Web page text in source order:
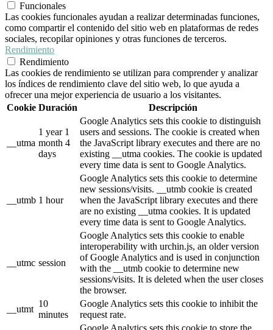
Funcionales
Las cookies funcionales ayudan a realizar determinadas funciones,
como compartir el contenido del sitio web en plataformas de redes
sociales, recopilar opiniones y otras funciones de terceros.
Rendimiento
Rendimiento
Las cookies de rendimiento se utilizan para comprender y analizar
los índices de rendimiento clave del sitio web, lo que ayuda a
ofrecer una mejor experiencia de usuario a los visitantes.
Cookie Duración Descripción
__utma
1 year 1
month 4
days
Google Analytics sets this cookie to distinguish
users and sessions. The cookie is created when
the JavaScript library executes and there are no
existing __utma cookies. The cookie is updated
every time data is sent to Google Analytics.
__utmb 1 hour
Google Analytics sets this cookie to determine
new sessions/visits. __utmb cookie is created
when the JavaScript library executes and there
are no existing __utma cookies. It is updated
every time data is sent to Google Analytics.
__utmc session
Google Analytics sets this cookie to enable
interoperability with urchin.js, an older version
of Google Analytics and is used in conjunction
with the __utmb cookie to determine new
sessions/visits. It is deleted when the user closes
the browser.
__utmt
10
minutes
Google Analytics sets this cookie to inhibit the
request rate.
Google Analytics sets this cookie to store the